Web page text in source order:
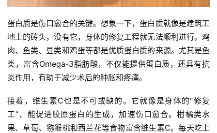
蛋白质是伤口愈合的关键。想象一下，蛋白质就像是建筑工
地上的砖头，没有它，身体的修复工程就无法顺利进行。鸡
肉、鱼类、豆类和鸡蛋等都是优质蛋白质的来源。尤其是鱼
类，富含Omega-3脂肪酸，不仅能提供蛋白质，还具有抗
炎作用，有助于减少术后的肿胀和疼痛。
接着，维生素C也是不可或缺的。它就像是身体的“修复
工”，能促进胶原蛋白的生成，加速伤口愈合。柑橘类水
果、草莓、猕猴桃和西兰花等食物富含维生素C。每天吃上